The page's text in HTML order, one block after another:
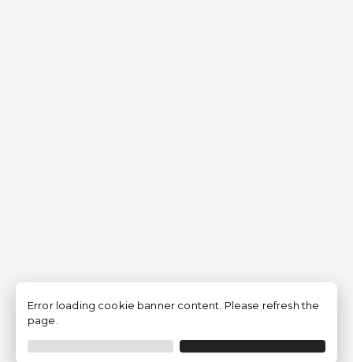
Filtrer
Error loading cookie banner content. Please refresh the
page.